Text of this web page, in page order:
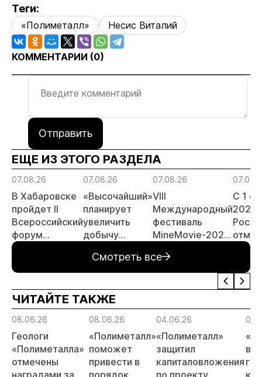
Теги:
«Полиметалл» Несис Виталий
КОММЕНТАРИИ (0)
Отправить
ЕЩЕ ИЗ ЭТОГО РАЗДЕЛА
07.08.26
В Хабаровске
пройдет II
Всероссийский
форум
«Россыпное
России»
07.08.26
«Высочайший»
планирует
увеличить
добычу
тонн в 2026
году
07.08.26
VIII
Международный
фестиваль
MineMovie-2026
заявок
С 1
2026
МСБ
Смотреть все
ЧИТАЙТЕ ТАКЖЕ
08.06.26
Геологи
«Полиметалла»
отмечены
наградами за
08.06.26
«Полиметалл»
поможет
привести в
порядок
04.06.26
«Полиметалл»
защитил
капиталовложения
по проекту